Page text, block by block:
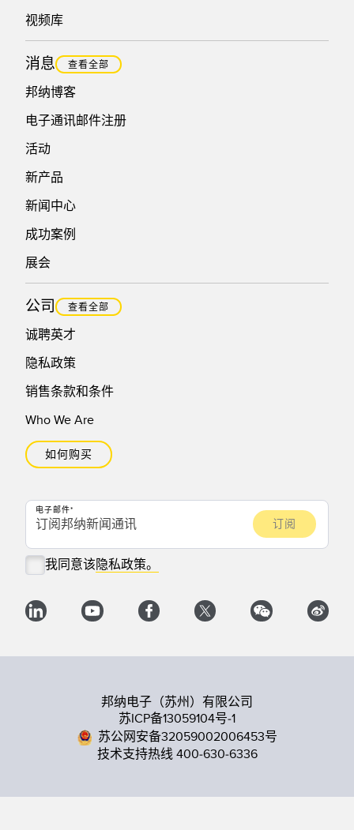
视频库
消息 查看全部
邦纳博客
电子通讯邮件注册
活动
新产品
新闻中心
成功案例
展会
公司 查看全部
诚聘英才
隐私政策
销售条款和条件
Who We Are
如何购买
电子邮件
我同意该隐私政策。
邦纳电子（苏州）有限公司
苏ICP备13059104号-1
苏公网安备32059002006453号
技术支持热线 400-630-6336